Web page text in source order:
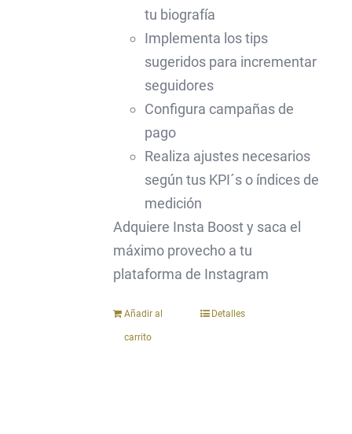
tu biografía
Implementa los tips
sugeridos para incrementar
seguidores
Configura campañas de
pago
Realiza ajustes necesarios
según tus KPI´s o índices de
medición
Adquiere Insta Boost y saca el
máximo provecho a tu
plataforma de Instagram
Añadir al
carrito
Detalles